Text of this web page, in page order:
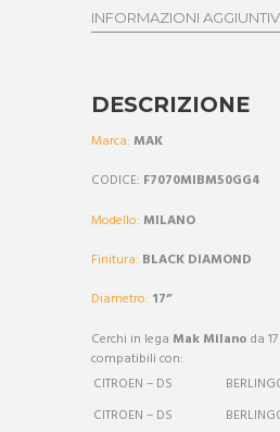
INFORMAZIONI
DESCRIZIONE
Marca: MAK
CODICE: F7070MIBM50GG4
Modello: MILANO
Finitura: BLACK DIAMOND
Diametro: 17”
Cerchi in lega Mak Milano da
compatibili con:
CITROEN – DS
CITROEN – DS